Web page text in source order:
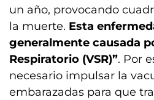
un año, provocando
la muerte. Esta
generalmente causada
Respiratorio (VSR)”. Por
necesario impulsar la
embarazadas para que